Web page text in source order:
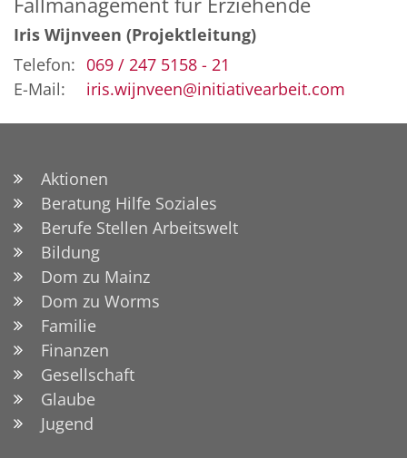
Fallmanagement für Erziehende
Iris Wijnveen (Projektleitung)
Telefon: 069 / 247 5158 - 21
E-Mail:
iris.wijnveen@initiativearbeit.com
Aktionen
Beratung Hilfe Soziales
Berufe Stellen Arbeitswelt
Bildung
Dom zu Mainz
Dom zu Worms
Familie
Finanzen
Gesellschaft
Glaube
Jugend